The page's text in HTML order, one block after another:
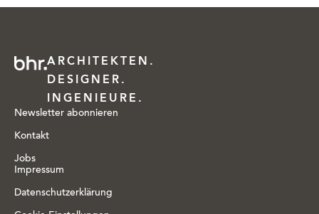
ARCHITEKTEN.
DESIGNER.
INGENIEURE.
Newsletter abonnieren
Kontakt
Jobs
Impressum
Datenschutzerklärung